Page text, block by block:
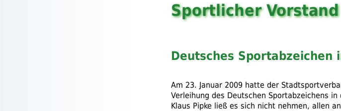
Sportlicher Vorstand
Deutsches Sportabzeichen
Am 23. Januar 2009 hatte der
Verleihung des Deutschen Sportabzeichens
Klaus Pipke ließ es sich nicht nehmen, allen